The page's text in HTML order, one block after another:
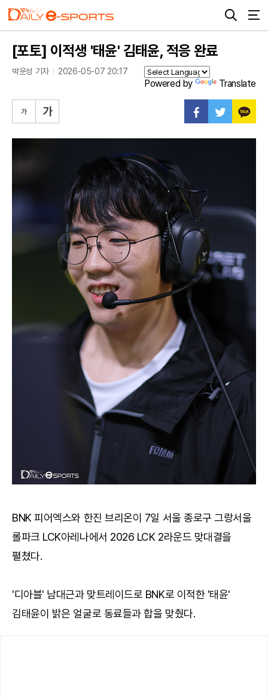
[포토] 이적생 '태윤' 김태윤, 적응 완료
박운성 기자 2026-05-07 20:17
Powered by Translate
BNK 피어엑스와 한진 브리온이 7일 서울 종로구 그랑서울
롤파크 LCK아레나에서 2026 LCK 2라운드 맞대결을
펼쳤다.
'디아블' 남대근과 맞트레이드로 BNK로 이적한 '태윤'
김태윤이 밝은 얼굴로 동료들과 합을 맞췄다.